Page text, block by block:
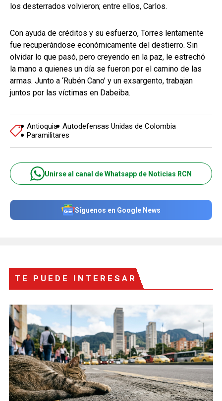
los desterrados volvieron; entre ellos, Carlos.
Con ayuda de créditos y su esfuerzo, Torres lentamente
fue recuperándose económicamente del destierro. Sin
olvidar lo que pasó, pero creyendo en la paz, le estrechó
la mano a quienes un día se fueron por el camino de las
armas. Junto a ‘Rubén Cano’ y un exsargento, trabajan
juntos por las víctimas en Dabeiba.
Antioquia Autodefensas Unidas de Colombia
Paramilitares
Unirse al canal de Whatsapp de Noticias RCN
Síguenos en Google News
TE PUEDE INTERESAR